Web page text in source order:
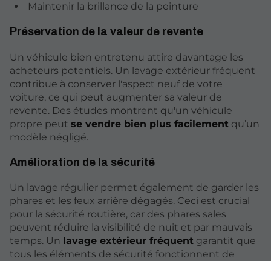
Maintenir la brillance de la peinture
Préservation de la valeur de revente
Un véhicule bien entretenu attire davantage les
acheteurs potentiels. Un lavage extérieur fréquent
contribue à conserver l'aspect neuf de votre
voiture, ce qui peut augmenter sa valeur de
revente. Des études montrent qu'un véhicule
propre peut se vendre bien plus facilement qu’un
modèle négligé.
Amélioration de la sécurité
Un lavage régulier permet également de garder les
phares et les feux arrière dégagés. Ceci est crucial
pour la sécurité routière, car des phares sales
peuvent réduire la visibilité de nuit et par mauvais
temps. Un lavage extérieur fréquent garantit que
tous les éléments de sécurité fonctionnent de